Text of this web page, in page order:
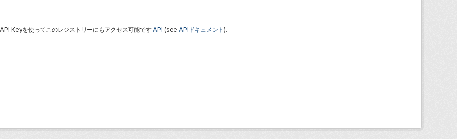
API Keyを使ってこのレジストリーにもアクセス可能です API (see APIドキュメント ).